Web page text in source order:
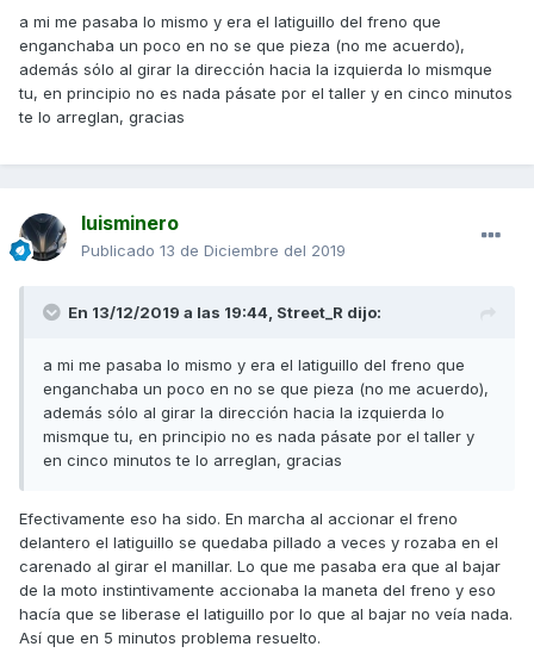
el 100% de las veces que cojo la moto pero si un 80% mas
o menos.
Hoy intentaré pasarme por la tienda/taller donde la compré
a ver si me cuentan de dónde puede venir.
a mi me pasaba lo mismo y era el latiguillo del freno que
enganchaba un poco en no se que pieza (no me acuerdo),
además sólo al girar la dirección hacia la izquierda lo mismque
tu, en principio no es nada pásate por el taller y en cinco minutos
te lo arreglan, gracias
luisminero
Publicado 13 de Diciembre del 2019
En 13/12/2019 a las 19:44, Street_R dijo:
a mi me pasaba lo mismo y era el latiguillo del freno que
enganchaba un poco en no se que pieza (no me acuerdo),
además sólo al girar la dirección hacia la izquierda lo
mismque tu, en principio no es nada pásate por el taller y
en cinco minutos te lo arreglan, gracias
Efectivamente eso ha sido. En marcha al accionar el freno
delantero el latiguillo se quedaba pillado a veces y rozaba en el
carenado al girar el manillar. Lo que me pasaba era que al bajar
de la moto instintivamente accionaba la maneta del freno y eso
hacía que se liberase el latiguillo por lo que al bajar no veía nada.
Así que en 5 minutos problema resuelto.